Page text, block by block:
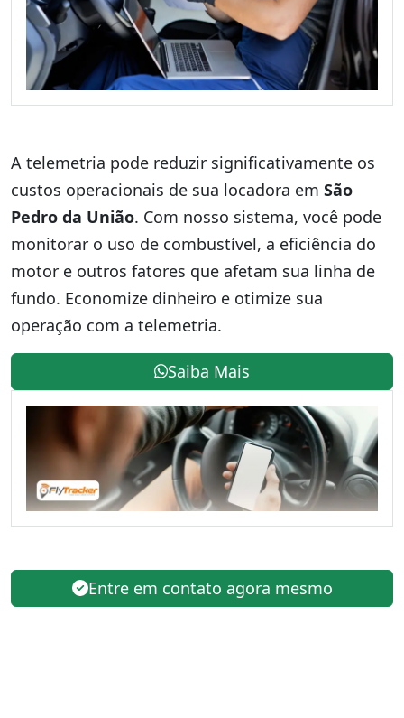
A telemetria pode reduzir significativamente os
custos operacionais de sua locadora em São
Pedro da União. Com nosso sistema, você pode
monitorar o uso de combustível, a eficiência do
motor e outros fatores que afetam sua linha de
fundo. Economize dinheiro e otimize sua
operação com a telemetria.
Saiba Mais
Entre em contato agora mesmo